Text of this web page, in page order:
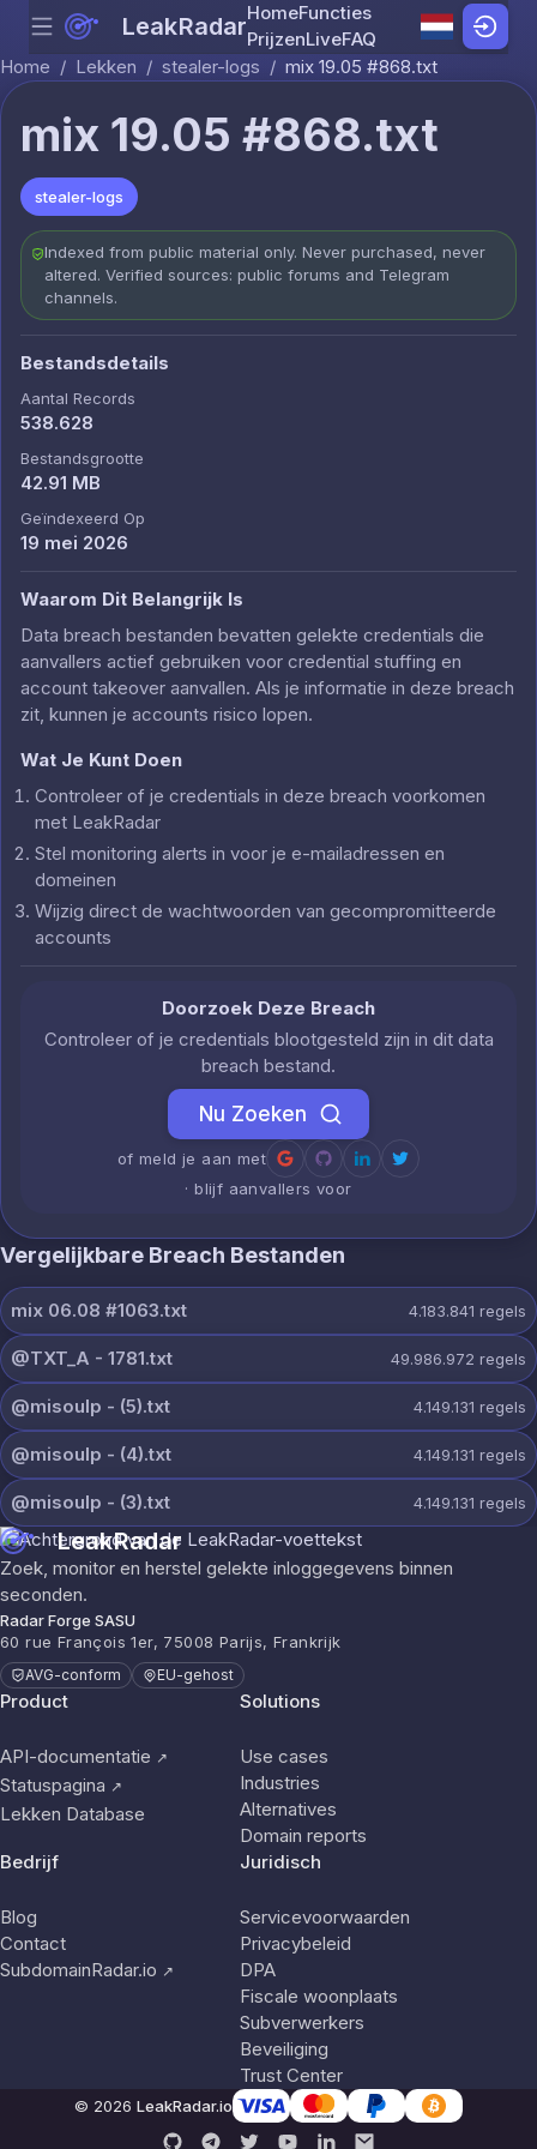
Skip to content
Menu LeakRadarHomeFuncties
PrijzenLiveFAQ
Home / Lekken / stealer-logs / mix 19.05 #868.txt
mix 19.05 #868.txt
stealer-logs
Indexed from public material only. Never purchased, never
altered. Verified sources: public forums and Telegram
channels.
Bestandsdetails
Aantal Records
538.628
Bestandsgrootte
42.91 MB
Geïndexeerd Op
19 mei 2026
Waarom Dit Belangrijk Is
Data breach bestanden bevatten gelekte credentials die
aanvallers actief gebruiken voor credential stuffing en
account takeover aanvallen. Als je informatie in deze breach
zit, kunnen je accounts risico lopen.
Wat Je Kunt Doen
Controleer of je credentials in deze breach voorkomen
met LeakRadar
Stel monitoring alerts in voor je e-mailadressen en
domeinen
Wijzig direct de wachtwoorden van gecompromitteerde
accounts
Doorzoek Deze Breach
Controleer of je credentials blootgesteld zijn in dit data
breach bestand.
Nu Zoeken
of meld je aan met
· blijf aanvallers voor
Vergelijkbare Breach Bestanden
mix 06.08 #1063.txt 4.183.841 regels
@TXT_A - 1781.txt 49.986.972 regels
@misoulp - (5).txt 4.149.131 regels
@misoulp - (4).txt 4.149.131 regels
@misoulp - (3).txt 4.149.131 regels
LeakRadar
Zoek, monitor en herstel gelekte inloggegevens binnen
seconden.
Radar Forge SASU
60 rue François 1er, 75008 Parijs, Frankrijk
AVG-conform EU-gehost
Product
API-documentatie ↗
Statuspagina ↗
Lekken Database
Solutions
Use cases
Industries
Alternatives
Domain reports
Bedrijf
Blog
Contact
SubdomainRadar.io ↗
Juridisch
Servicevoorwaarden
Privacybeleid
DPA
Fiscale woonplaats
Subverwerkers
Beveiliging
Trust Center
© 2026 LeakRadar.io